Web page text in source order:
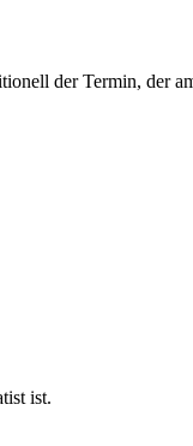
der Termin, der
ist.